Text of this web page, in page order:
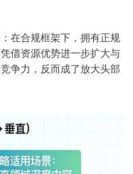
在合规框架下，拥有正规
借资源优势进一步扩大与
争力，反而成了放大头部